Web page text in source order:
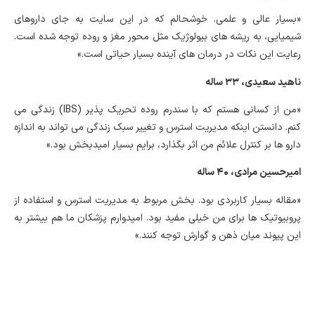
«بسیار عالی و علمی. خوشحالم که در این سایت به جای داروهای
شیمیایی، به ریشه های بیولوژیک مثل محور مغز و روده توجه شده است.
رعایت این نکات در درمان های آینده بسیار حیاتی است.»
ناهید سعیدی، ۳۳ ساله
«من از کسانی هستم که با سندرم روده تحریک پذیر (IBS) زندگی می
کنم. دانستن اینکه مدیریت استرس و تغییر سبک زندگی می تواند به اندازه
دارو ها بر کنترل علائم من اثر بگذارد، برایم بسیار امیدبخش بود.»
امیرحسین مرادی، ۴۰ ساله
«مقاله بسیار کاربردی بود. بخش مربوط به مدیریت استرس و استفاده از
پروبیوتیک ها برای من خیلی مفید بود. امیدوارم پزشکان ما هم بیشتر به
این پیوند میان ذهن و گوارش توجه کنند.»